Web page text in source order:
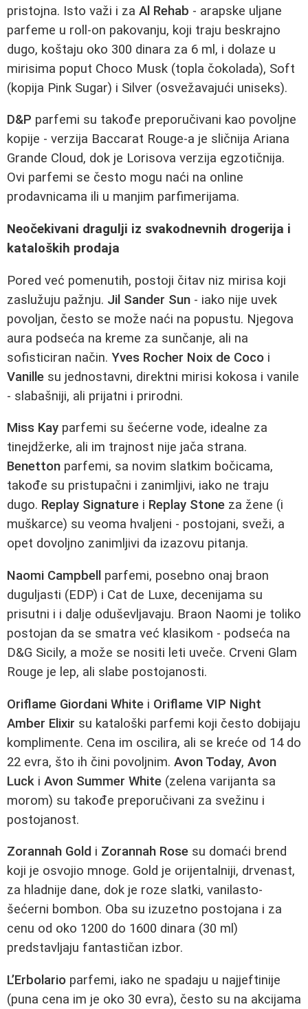
pristojna. Isto važi i za Al Rehab - arapske uljane
parfeme u roll-on pakovanju, koji traju beskrajno
dugo, koštaju oko 300 dinara za 6 ml, i dolaze u
mirisima poput Choco Musk (topla čokolada), Soft
(kopija Pink Sugar) i Silver (osvežavajući uniseks).
D&P parfemi su takođe preporučivani kao povoljne
kopije - verzija Baccarat Rouge-a je sličnija Ariana
Grande Cloud, dok je Lorisova verzija egzotičnija.
Ovi parfemi se često mogu naći na online
prodavnicama ili u manjim parfimerijama.
Neočekivani dragulji iz svakodnevnih drogerija i
kataloških prodaja
Pored već pomenutih, postoji čitav niz mirisa koji
zaslužuju pažnju. Jil Sander Sun - iako nije uvek
povoljan, često se može naći na popustu. Njegova
aura podseća na kreme za sunčanje, ali na
sofisticiran način. Yves Rocher Noix de Coco i
Vanille su jednostavni, direktni mirisi kokosa i vanile
- slabašniji, ali prijatni i prirodni.
Miss Kay parfemi su šećerne vode, idealne za
tinejdžerke, ali im trajnost nije jača strana.
Benetton parfemi, sa novim slatkim bočicama,
takođe su pristupačni i zanimljivi, iako ne traju
dugo. Replay Signature i Replay Stone za žene (i
muškarce) su veoma hvaljeni - postojani, sveži, a
opet dovoljno zanimljivi da izazovu pitanja.
Naomi Campbell
parfemi, posebno onaj braon
duguljasti (EDP) i Cat de Luxe, decenijama su
prisutni i i dalje oduševljavaju. Braon Naomi je toliko
postojan da se smatra već klasikom - podseća na
D&G Sicily, a može se nositi leti uveče. Crveni Glam
Rouge je lep, ali slabe postojanosti.
Oriflame Giordani White i Oriflame VIP Night
Amber Elixir su kataloški parfemi koji često dobijaju
komplimente. Cena im oscilira, ali se kreće od 14 do
22 evra, što ih čini povoljnim. Avon Today, Avon
Luck i Avon Summer White (zelena varijanta sa
morom) su takođe preporučivani za svežinu i
postojanost.
Zorannah Gold i Zorannah Rose su domaći brend
koji je osvojio mnoge. Gold je orijentalniji, drvenast,
za hladnije dane, dok je roze slatki, vanilasto-
šećerni bombon. Oba su izuzetno postojana i za
cenu od oko 1200 do 1600 dinara (30 ml)
predstavljaju fantastičan izbor.
L’Erbolario parfemi, iako ne spadaju u najjeftinije
(puna cena im je oko 30 evra), često su na akcijama